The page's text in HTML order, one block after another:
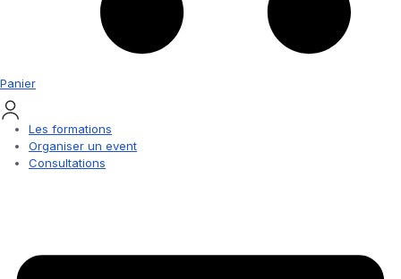
Panier
Les formations
Organiser un event
Consultations